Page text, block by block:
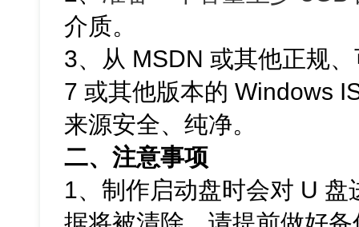
介质。
3、从 MSDN 或其他正规
7 或其他版本的 Windows
来源安全、纯净。
二、注意事项
1、制作启动盘时会对 U